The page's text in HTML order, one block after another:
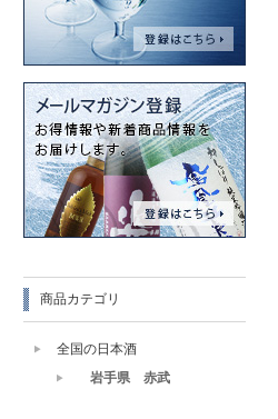
商品カテゴリ
全国の日本酒
岩手県 赤武